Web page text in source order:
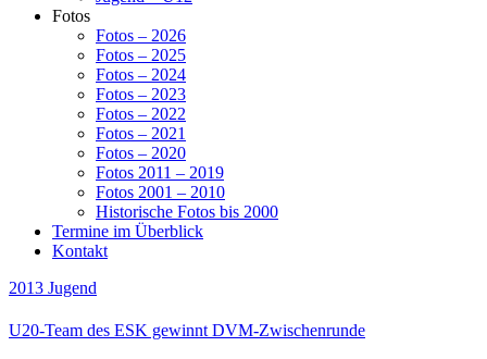
Fotos
Fotos – 2026
Fotos – 2025
Fotos – 2024
Fotos – 2023
Fotos – 2022
Fotos – 2021
Fotos – 2020
Fotos 2011 – 2019
Fotos 2001 – 2010
Historische Fotos bis 2000
Termine im Überblick
Kontakt
2013 Jugend
U20-Team des ESK gewinnt DVM-Zwischenrunde